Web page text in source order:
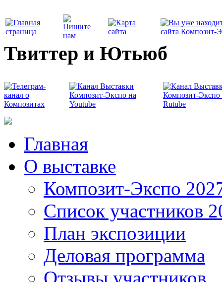
Твиттер и Ютьюб
Главная
О выставке
Композит-Экспо
Список участников
План экспозиции
Деловая программа